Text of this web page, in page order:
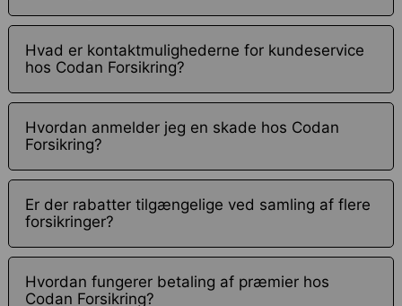
Hvad er kontaktmulighederne for kundeservice
hos Codan Forsikring?
Hvordan anmelder jeg en skade hos Codan
Forsikring?
Er der rabatter tilgængelige ved samling af flere
forsikringer?
Hvordan fungerer betaling af præmier hos
Codan Forsikring?